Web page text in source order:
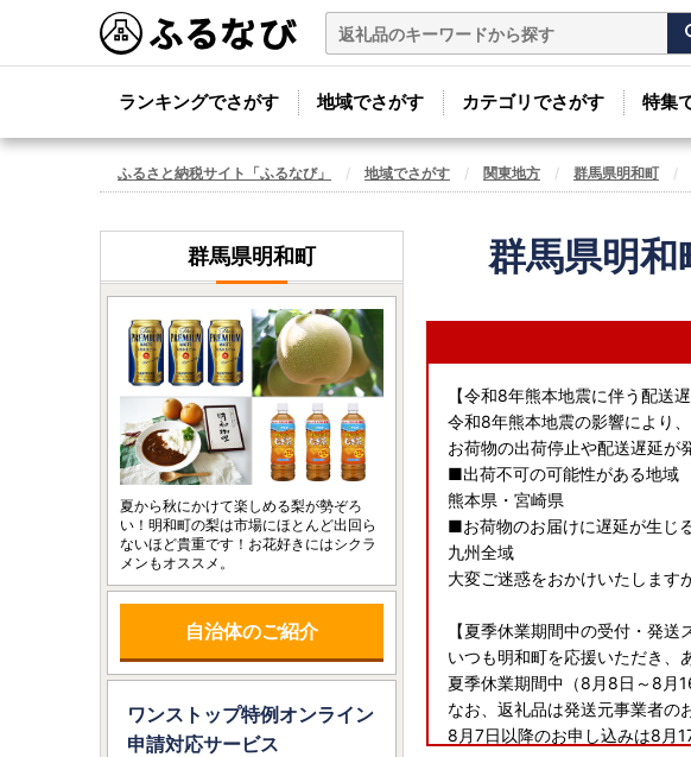
ランキングでさがす 地域でさがす カテゴリでさがす 特集
ふるさと納税サイト「ふるなび」 地域でさがす 関東地方 群馬県明和町
群馬県明
【令和8年熊本地震に伴う配送
令和8年熊本地震の影響により
お荷物の出荷停止や配送遅延が
■出荷不可の可能性がある地域
熊本県・宮崎県
■お荷物のお届けに遅延が生じ
九州全域
大変ご迷惑をおかけいたします
【夏季休業期間中の受付・発送
いつも明和町を応援いただき、
夏季休業期間中（8月8日～8月
なお、返礼品は発送元事業者の
8月7日以降のお申し込みは8月
群馬県明和町
夏から秋にかけて楽しめる梨が勢ぞろ
い！明和町の梨は市場にほとんど出回ら
ないほど貴重です！お花好きにはシクラ
メンもオススメ。
自治体のご紹介
ワンストップ特例オンライン
申請対応サービス